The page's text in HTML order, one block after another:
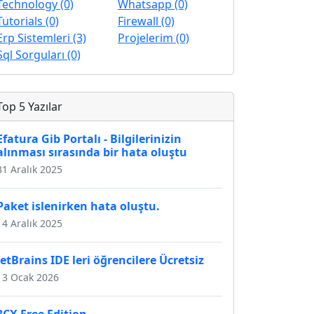
(0)
(0)
Sistemleri (3)
Sorguları (0)
Whatsapp (0)
Firewall (0)
Projelerim (0)
5 Yazılar
Gib Portalı - Bilgilerinizin
sırasında bir hata oluştu
Aralık 2025
islenirken hata oluştu.
Aralık 2025
IDE leri öğrencilere Ücretsiz
Ocak 2026